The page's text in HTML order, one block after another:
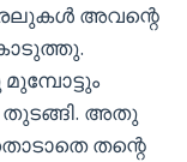
അവന്റെ
തുടങ്ങി. അതു
തന്റെ